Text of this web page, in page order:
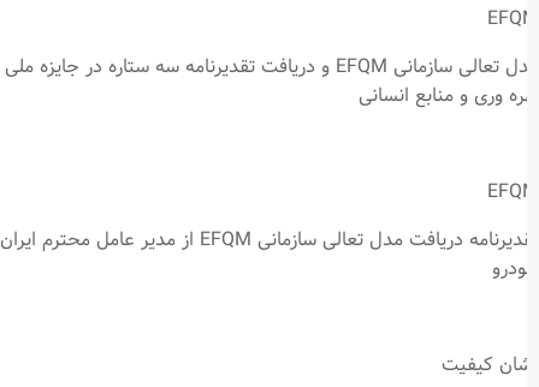
مدل تعالی سازمانی EFQM و دریافت تقدیرنامه سه ستاره در جایزه ملی
وری و منابع انسانی
تقدیرنامه دریافت مدل تعالی سازمانی EFQM از مدیر عامل محترم ایران
کیفیت